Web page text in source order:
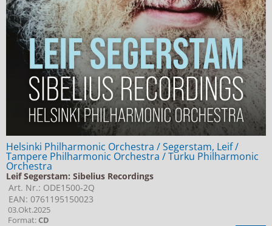
Helsinki Philharmonic Orchestra / Segerstam, Leif /
Tampere Philharmonic Orchestra / Turku Philharmonic
Orchestra
Leif Segerstam: Sibelius Recordings
Art. Nr.: ODE1500-2Q
EAN: 0761195150023
03.Okt.2025
Format:CD